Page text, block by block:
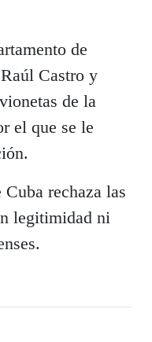
de
Castro y
de la
el que se le
rechaza las
legitimidad ni